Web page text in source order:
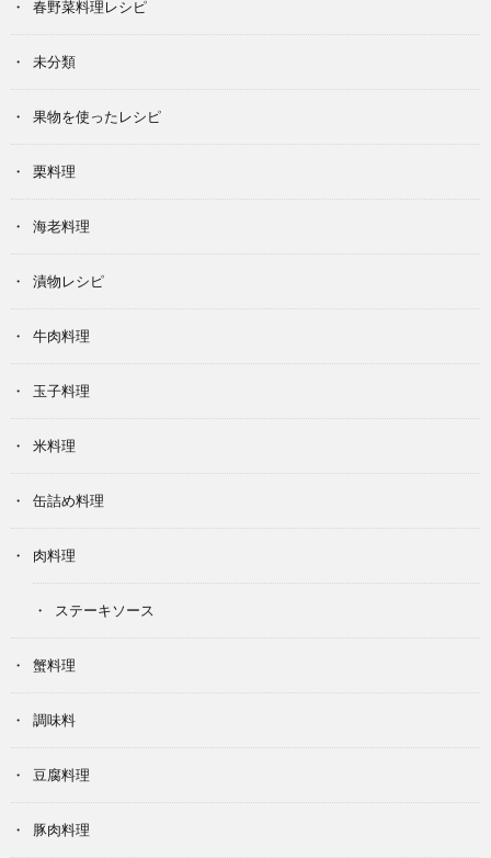
春野菜料理レシピ
未分類
果物を使ったレシピ
栗料理
海老料理
漬物レシピ
牛肉料理
玉子料理
米料理
缶詰め料理
肉料理
ステーキソース
蟹料理
調味料
豆腐料理
豚肉料理